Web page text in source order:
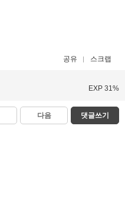
공유 스크랩
EXP 31%
다음 댓글쓰기